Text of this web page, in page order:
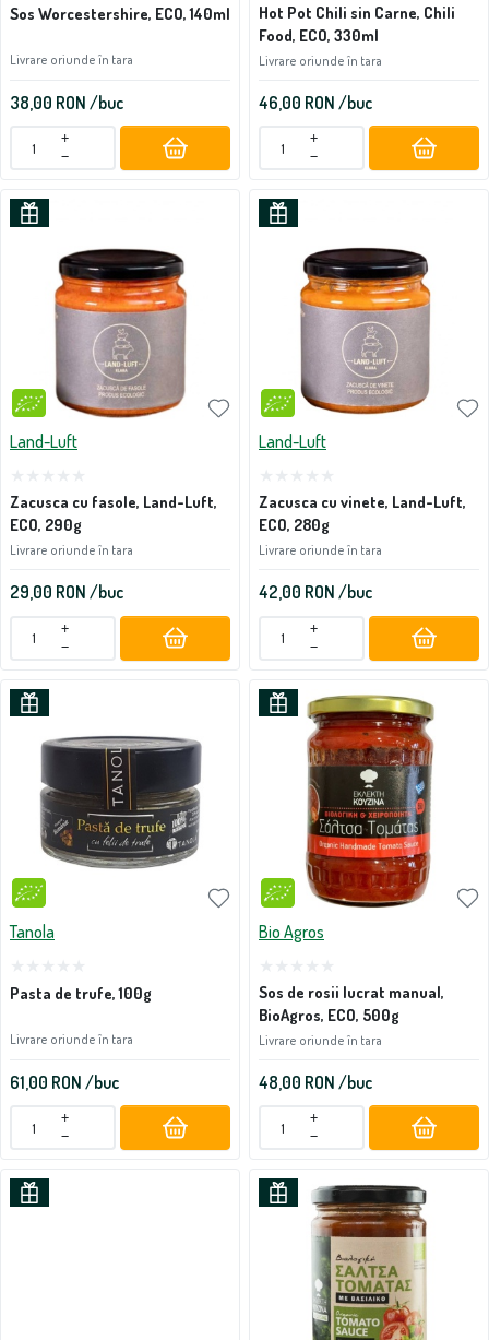
Sos Worcestershire, ECO, 140ml
Livrare oriunde în tara
38,00 RON /buc
+
−
Hot Pot Chili sin Carne, Chili
Food, ECO, 330ml
Livrare oriunde în tara
46,00 RON /buc
+
−
Land-Luft
Zacusca cu fasole, Land-Luft,
ECO, 290g
Livrare oriunde în tara
29,00 RON /buc
+
−
Land-Luft
Zacusca cu vinete, Land-Luft,
ECO, 280g
Livrare oriunde în tara
42,00 RON /buc
+
−
Tanola
Pasta de trufe, 100g
Livrare oriunde în tara
61,00 RON /buc
+
−
Bio Agros
Sos de rosii lucrat manual,
BioAgros, ECO, 500g
Livrare oriunde în tara
48,00 RON /buc
+
−